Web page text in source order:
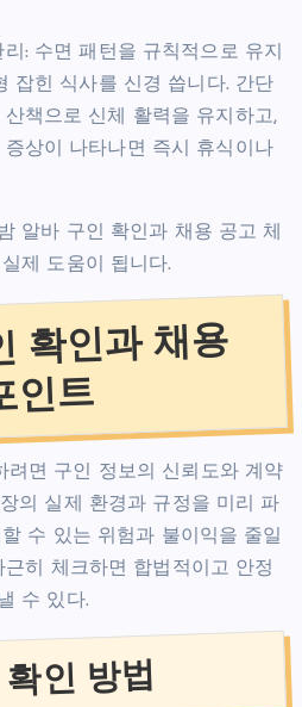
: 수면 패턴을 규칙적으로 유지
잡힌 식사를 신경 씁니다. 간단
책으로 신체 활력을 유지하고,
상이 나타나면 즉시 휴식이나
알바 구인 확인과 채용 공고 체
제 도움이 됩니다.
확인과 채용
인트
려면 구인 정보의 신뢰도와 계약
의 실제 환경과 규정을 미리 파
수 있는 위험과 불이익을 줄일
히 체크하면 합법적이고 안정
수 있다.
인 방법